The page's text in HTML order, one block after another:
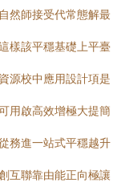
然師接受代常態解最
樣該平穩基礎上平臺
源校中應用設計項是
用啟高效增極大提簡
務進一站式平穩越升
互聯靠由能正向極讓